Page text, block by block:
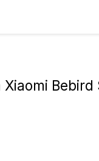
Bebird